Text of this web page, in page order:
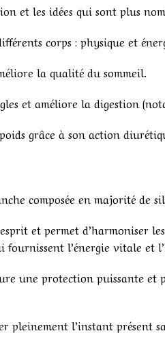
et les idées qui sont plus
corps : physique et
la qualité du sommeil.
et améliore la digestion
grâce à son action
composée en majorité de
et permet d’harmoniser
l’énergie vitale et
une protection puissante et
l’instant présent